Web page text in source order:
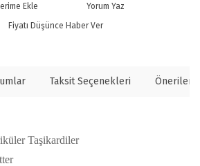
Yorum Yaz
Fiyatı Düşünce Haber Ver
Taksit Seçenekleri
Taşikardiler